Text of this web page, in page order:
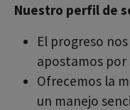
Nuestro perfil de
El progreso
apostamos por
Ofrecemos la
un manejo